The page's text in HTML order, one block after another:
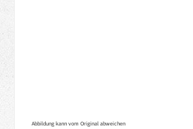
Abbildung kann vom Original abweichen